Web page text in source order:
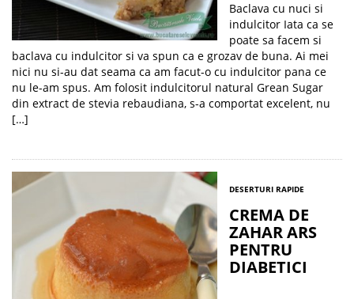
Baclava cu nuci si
indulcitor Iata ca se
poate sa facem si
baclava cu indulcitor si va spun ca e grozav de buna. Ai mei
nici nu si-au dat seama ca am facut-o cu indulcitor pana ce
nu le-am spus. Am folosit indulcitorul natural Grean Sugar
din extract de stevia rebaudiana, s-a comportat excelent, nu
[…]
DESERTURI RAPIDE
CREMA DE
ZAHAR ARS
PENTRU
DIABETICI